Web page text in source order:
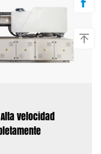
Velocidad